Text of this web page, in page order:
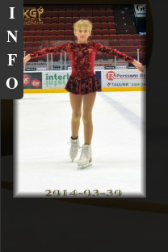
I
N
F
O